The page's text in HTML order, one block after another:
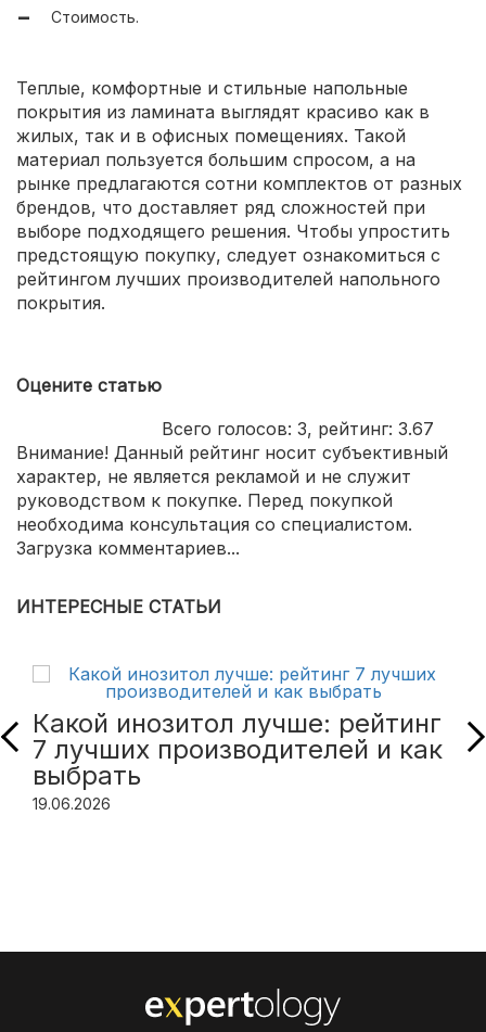
Стоимость.
Теплые, комфортные и стильные напольные
покрытия из ламината выглядят красиво как в
жилых, так и в офисных помещениях. Такой
материал пользуется большим спросом, а на
рынке предлагаются сотни комплектов от разных
брендов, что доставляет ряд сложностей при
выборе подходящего решения. Чтобы упростить
предстоящую покупку, следует ознакомиться с
рейтингом лучших производителей напольного
покрытия.
Оцените статью
Всего голосов: 3, рейтинг: 3.67
Внимание! Данный рейтинг носит субъективный
характер, не является рекламой и не служит
руководством к покупке. Перед покупкой
необходима консультация со специалистом.
Загрузка комментариев...
ИНТЕРЕСНЫЕ СТАТЬИ
Какой инозитол лучше: рейтинг
7 лучших производителей и как
выбрать
19.06.2026